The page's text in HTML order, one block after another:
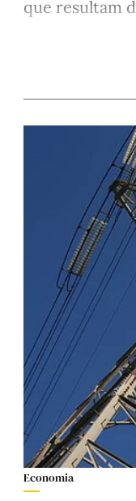
que resultam
Economia